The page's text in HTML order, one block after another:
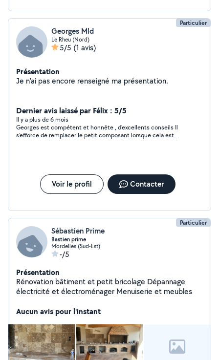
Particulier
Georges Mld
Le Rheu (Nord)
5/5 (1 avis)
Présentation
Je n'ai pas encore renseigné ma présentation.
Dernier avis laissé par Félix : 5/5
Il y a plus de 6 mois
Georges est compétent et honnête , d'excellents conseils Il
s'efforce de remplacer le petit composant lorsque cela est
Voir le profil Contacter
Particulier
Sébastien Prime
Bastien prime
Mordelles (Sud-Est)
-/5
Présentation
Rénovation bâtiment et petit bricolage Dépannage
électricité et électroménager Menuiserie et meubles
Aucun avis pour l'instant